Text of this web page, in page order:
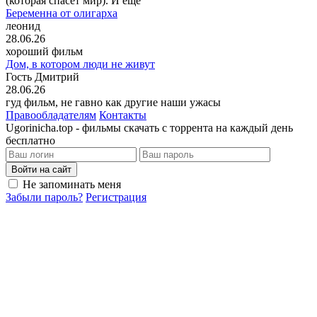
Беременна от олигарха
леонид
28.06.26
хороший фильм
Дом, в котором люди не живут
Гость Дмитрий
28.06.26
гуд фильм, не гавно как другие наши ужасы
Правообладателям Контакты
Ugorinicha.top - фильмы скачать с торрента на каждый день
бесплатно
Войти на сайт
Не запоминать меня
Забыли пароль? Регистрация